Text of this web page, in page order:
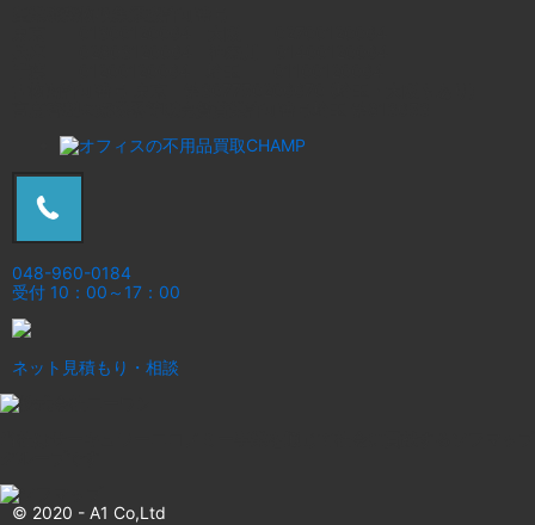
048-960-0184
受付 10：00～17：00
ネット見積もり・相談
© 2020 - A1 Co,Ltd